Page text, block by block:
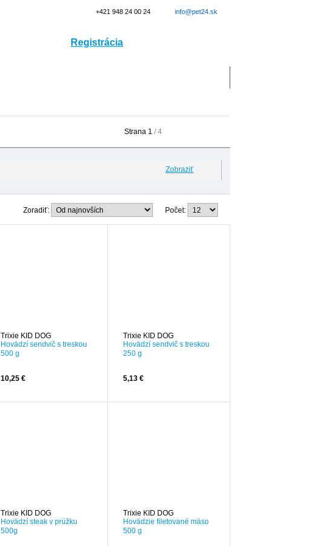
Strana 1 / 4
Zobraziť
Počet:
Zoradiť:
Trixie KID DOG
Hovädzí sendvič s treskou
500 g
10,25 €
Trixie KID DOG
Hovädzí sendvič s treskou
250 g
5,13 €
Trixie KID DOG
Hovädzí steak v prúžku
500g
Trixie KID DOG
Hovädzie filetované mäso
500 g
+421 948 24 00 24 info@pet24.sk
Registrácia